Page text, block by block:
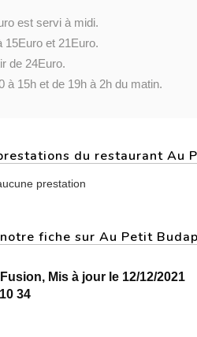
est servi à midi.
15Euro et 21Euro.
de 24Euro.
à 15h et de 19h à 2h du matin.
du restaurant Au
prestation
fiche sur Au Petit
Mis à jour le 12/12/2021
34